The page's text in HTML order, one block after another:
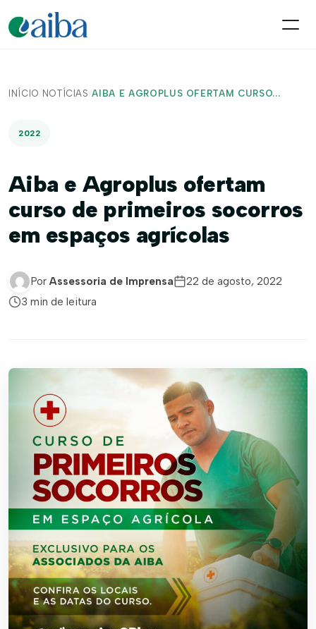
INÍCIO/ NOTÍCIAS /AIBA E AGROPLUS OFERTAM CURSO...
2022
Aiba e Agroplus ofertam
curso de primeiros socorros
em espaços agrícolas
Por Assessoria de Imprensa
22 de agosto, 2022
3 min de leitura